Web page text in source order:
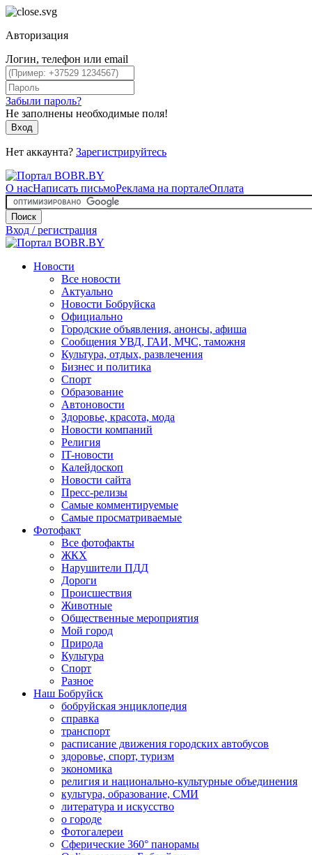
Авторизация
Логин, телефон или email
Забыли пароль?
Не заполнены необходимые поля!
Вход
Нет аккаунта? Зарегистрируйтесь
О насНаписать письмоРеклама на порталеОплата
Поиск
Вход / регистрация
Новости
Все новости
Актуально
Новости Бобруйска
Официально
Городские объявления, анонсы, афиша
Сообщения УВД, ГАИ, МЧС, таможня
Культура, отдых, развлечения
Бизнес и политика
Спорт
Образование
Автоновости
Здоровье, красота, мода
Новости компаний
Религия
IT-новости
Калейдоскоп
Новости сайта
Пресс-релизы
Самые комментируемые
Самые просматриваемые
Фотофакт
Все фотофакты
ЖКХ
Нарушители ПДД
Дороги
Происшествия
Животные
Общественные мероприятия
Мой город
Природа
Культура
Спорт
Разное
Наш Бобруйск
бобруйская энциклопедия
справка
транспорт
расписание движения городских автобусов
здоровье, спорт, туризм
экономика
религия и национально-культурные объединения
культура, образование, СМИ
литература и искусство
о городе
Фотогалереи
Сферические 360° панорамы